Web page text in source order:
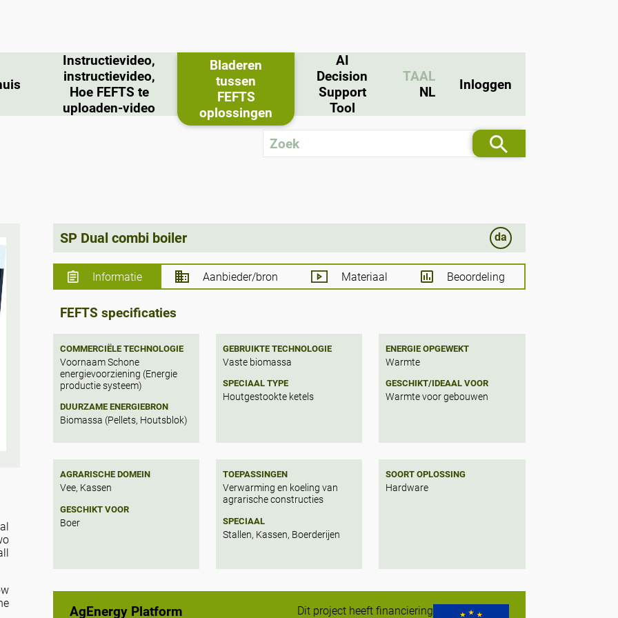
Instructievideo,
instructievideo,
Hoe FEFTS te
uploaden-video
Bladeren
tussen
FEFTS
oplossingen
AI
Decision
Support
Tool
TAAL
NL
Inloggen
SP Dual combi boiler da
Informatie Aanbieder/bron Materiaal Beoordeling
FEFTS specificaties
COMMERCIËLE TECHNOLOGIE
Voornaam Schone
energievoorziening (Energie
productie systeem)
DUURZAME ENERGIEBRON
Biomassa (Pellets, Houtsblok)
GEBRUIKTE TECHNOLOGIE
Vaste biomassa
SPECIAAL TYPE
Houtgestookte ketels
ENERGIE OPGEWEKT
Warmte
GESCHIKT/IDEAAL VOOR
Warmte voor gebouwen
AGRARISCHE DOMEIN
Vee, Kassen
GESCHIKT VOOR
Boer
TOEPASSINGEN
Verwarming en koeling van
agrarische constructies
SPECIAAL
Stallen, Kassen, Boerderijen
SOORT OPLOSSING
Hardware
AgEnergy Platform
Dit project heeft financiering